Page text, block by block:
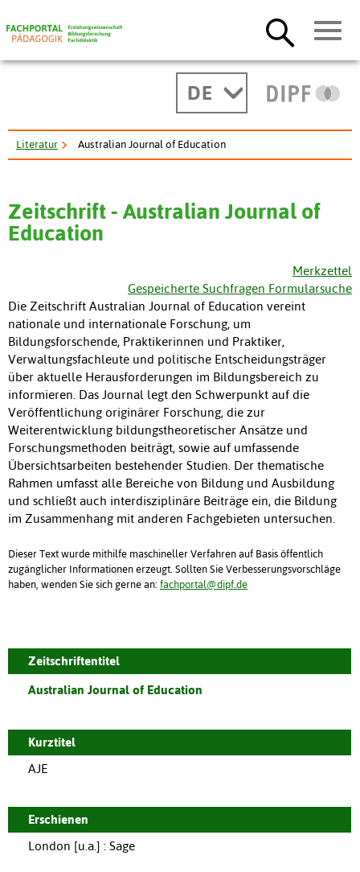
DE
Literatur Australian Journal of Education
Zeitschrift - Australian Journal of
Education
Merkzettel
Gespeicherte Suchfragen Formularsuche
Die Zeitschrift Australian Journal of Education vereint
nationale und internationale Forschung, um
Bildungsforschende, Praktikerinnen und Praktiker,
Verwaltungsfachleute und politische Entscheidungsträger
über aktuelle Herausforderungen im Bildungsbereich zu
informieren. Das Journal legt den Schwerpunkt auf die
Veröffentlichung originärer Forschung, die zur
Weiterentwicklung bildungstheoretischer Ansätze und
Forschungsmethoden beiträgt, sowie auf umfassende
Übersichtsarbeiten bestehender Studien. Der thematische
Rahmen umfasst alle Bereiche von Bildung und Ausbildung
und schließt auch interdisziplinäre Beiträge ein, die Bildung
im Zusammenhang mit anderen Fachgebieten untersuchen.
Dieser Text wurde mithilfe maschineller Verfahren auf Basis öffentlich
zugänglicher Informationen erzeugt. Sollten Sie Verbesserungsvorschläge
haben, wenden Sie sich gerne an: fachportal@dipf.de
Zeitschriftentitel
Australian Journal of Education
Kurztitel
AJE
Erschienen
London [u.a.] : Sage